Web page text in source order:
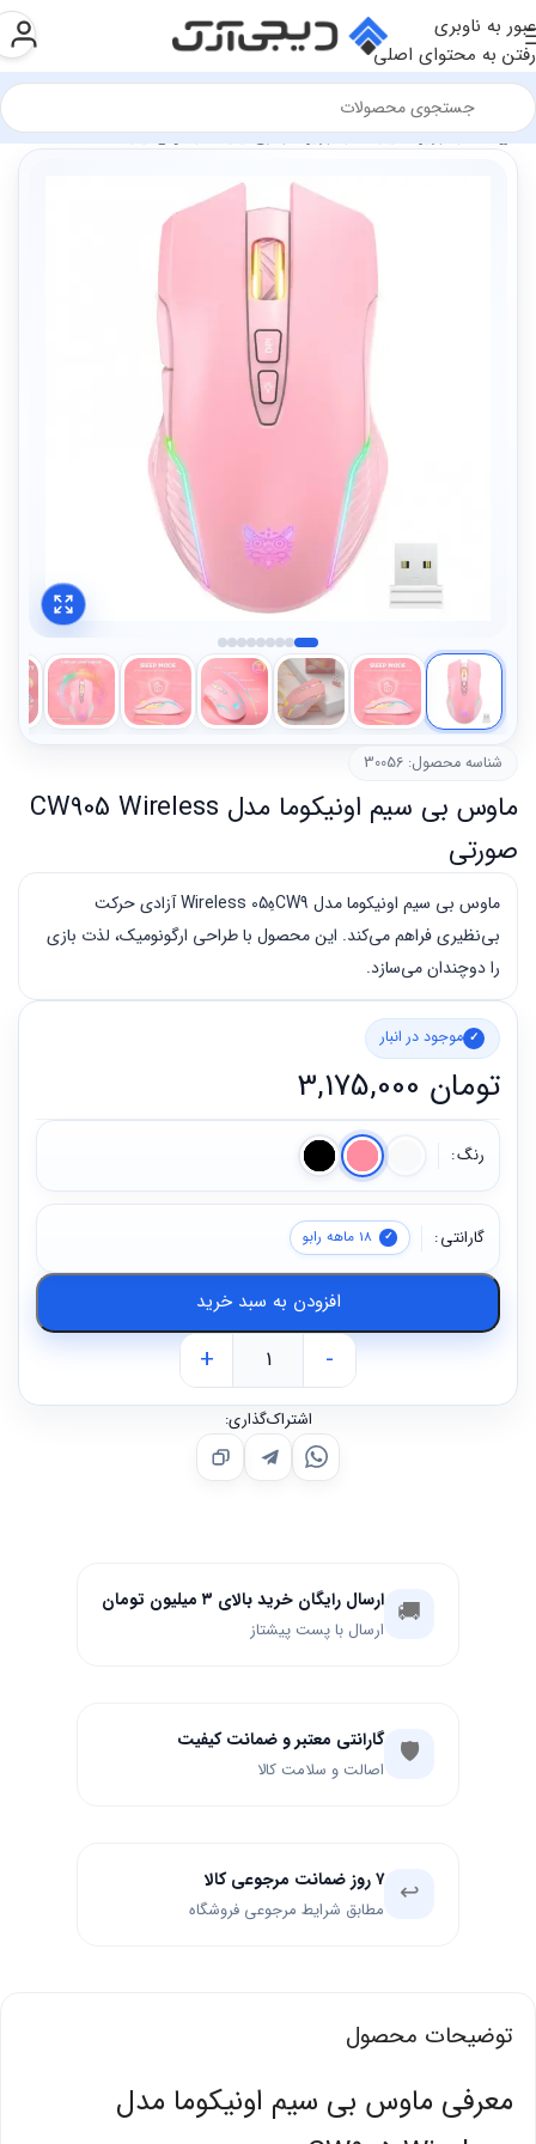
عبور به ناوبری
رفتن به محتوای اصلی
فروشگاه تجهیزات گیمینگ تجهیزات جانبی گیمینگ ماوس گیمینگ
شناسه محصول: 30056
ماوس بی سیم اونیکوما مدل CW905 Wireless
صورتی
ماوس بی سیم اونیکوما مدل CW9هِ05 Wireless آزادی حرکت
بی‌نظیری فراهم می‌کند. این محصول با طراحی ارگونومیک، لذت بازی
را دوچندان می‌سازد.
تومان
موجود در انبار
رنگ
گارانتی 18 ماهه رابو
-
+
افزودن به سبد خرید
اشتراک‌گذاری:
🚚 ارسال رایگان خرید بالای ۳ میلیون تومان
ارسال با پست پیشتاز
🛡️ گارانتی معتبر و ضمانت کیفیت
اصالت و سلامت کالا
↩️ ۷ روز ضمانت مرجوعی کالا
مطابق شرایط مرجوعی فروشگاه
توضیحات محصول
معرفی ماوس بی سیم اونیکوما مدل